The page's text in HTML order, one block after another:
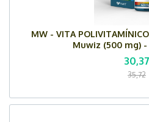
MW - VITA
Muwiz (500 mg) -
30,37
35,72